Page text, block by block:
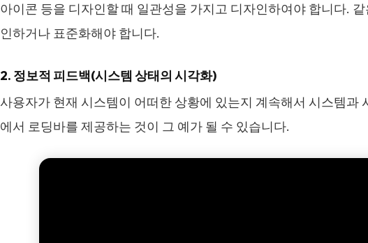
아이콘 등을 디자인할 때 일관성을 가지고 디자인하여야 합니다.
인하거나 표준화해야 합니다.
2. 정보적 피드백(시스템 상태의 시각화)
사용자가 현재 시스템이 어떠한 상황에 있는지 계속해서 시스템과
에서 로딩바를 제공하는 것이 그 예가 될 수 있습니다.